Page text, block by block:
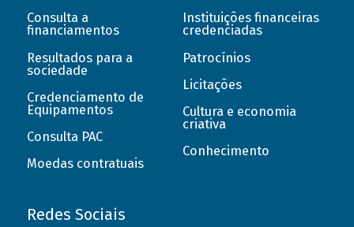
Consulta a
financiamentos
Resultados para a
sociedade
Credenciamento de
Equipamentos
Consulta PAC
Moedas contratuais
Instituições financeiras
credenciadas
Patrocínios
Licitações
Cultura e economia
criativa
Conhecimento
Redes Sociais